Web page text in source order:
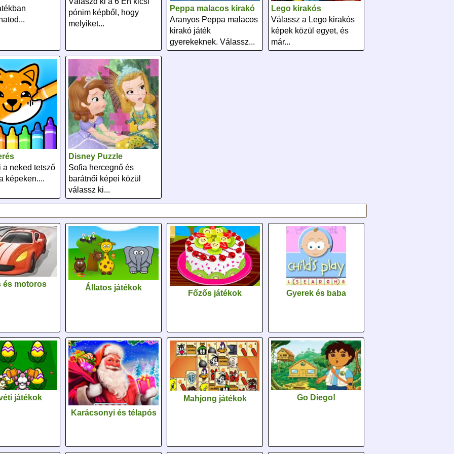
pónim képből, hogy
melyiket...
Peppa malacos kirakó
Aranyos Peppa malacos
kirakó játék
gyerekeknek. Válassz...
Lego kirakós
Válassz a Lego kirakós
képek közül egyet, és
már...
a neked tetsző
képeken....
Disney Puzzle
Sofia hercegnő és
barátnői képei közül
válassz ki...
és motoros Állatos játékok
Főzős játékok Gyerek és baba
játékok
Karácsonyi és télapós
Mahjong játékok Go Diego!